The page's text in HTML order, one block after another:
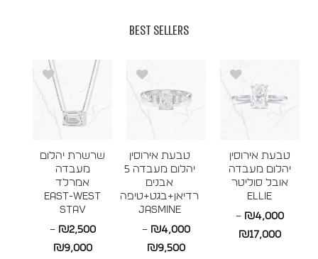
BEST SELLERS
טבעת אירוסין
יהלום מעבדה
אובל סוליטר
ELLIE
₪4,000
–
₪17,000
טבעת אירוסין
יהלום מעבדה 5
אבנים
רדיאן+בגט+טיפה
JASMINE
₪4,000
–
₪9,500
שרשרת יהלום
מעבדה
אמרלד
East-West
STAV
₪2,500
–
₪9,000